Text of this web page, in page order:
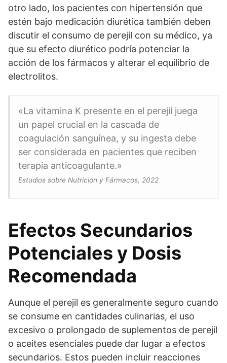
otro lado, los pacientes con hipertensión que
estén bajo medicación diurética también deben
discutir el consumo de perejil con su médico, ya
que su efecto diurético podría potenciar la
acción de los fármacos y alterar el equilibrio de
electrolitos.
«La vitamina K presente en el perejil juega
un papel crucial en la cascada de
coagulación sanguínea, y su ingesta debe
ser considerada en pacientes que reciben
terapia anticoagulante.»
Estudios sobre Nutrición y Fármacos, 2022
Efectos Secundarios
Potenciales y Dosis
Recomendada
Aunque el perejil es generalmente seguro cuando
se consume en cantidades culinarias, el uso
excesivo o prolongado de suplementos de perejil
o aceites esenciales puede dar lugar a efectos
secundarios. Estos pueden incluir reacciones